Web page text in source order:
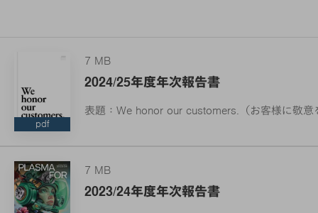
pdf
7 MB
2024/25年度年次報告書
表題：We honor our customers.（お客様に敬意
7 MB
2023/24年度年次報告書